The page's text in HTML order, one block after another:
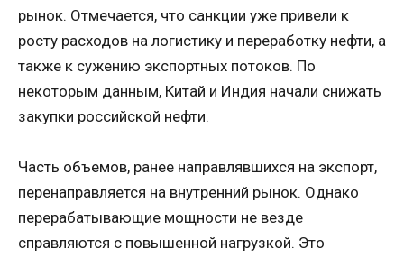
рынок. Отмечается, что санкции уже привели к
росту расходов на логистику и переработку нефти, а
также к сужению экспортных потоков. По
некоторым данным, Китай и Индия начали снижать
закупки российской нефти.
Часть объемов, ранее направлявшихся на экспорт,
перенаправляется на внутренний рынок. Однако
перерабатывающие мощности не везде
справляются с повышенной нагрузкой. Это